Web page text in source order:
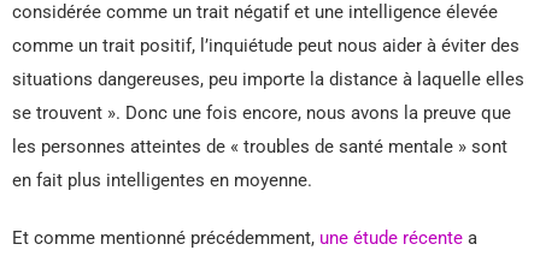
considérée comme un trait négatif et une intelligence élevée
comme un trait positif, l’inquiétude peut nous aider à éviter des
situations dangereuses, peu importe la distance à laquelle elles
se trouvent ». Donc une fois encore, nous avons la preuve que
les personnes atteintes de « troubles de santé mentale » sont
en fait plus intelligentes en moyenne.
Et comme mentionné précédemment, une étude récente a